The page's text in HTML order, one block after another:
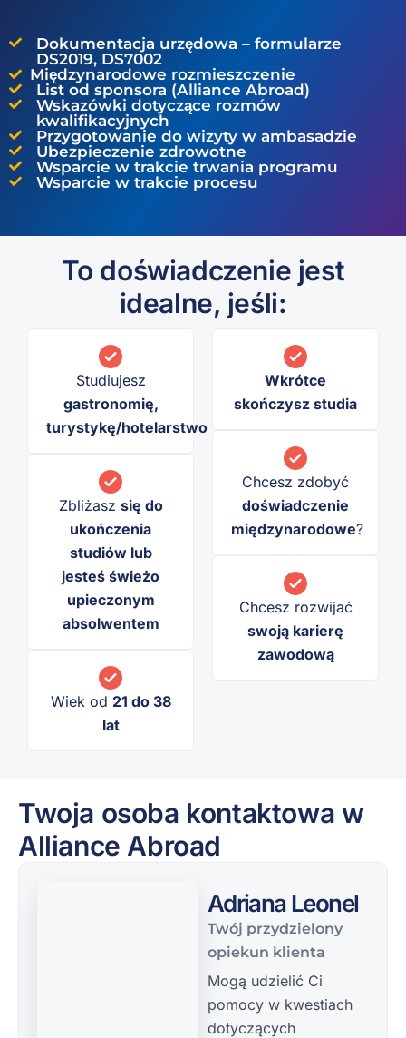
Dokumentacja urzędowa – formularze
DS2019, DS7002
Międzynarodowe rozmieszczenie
List od sponsora (Alliance Abroad)
Wskazówki dotyczące rozmów
kwalifikacyjnych
Przygotowanie do wizyty w ambasadzie
Ubezpieczenie zdrowotne
Wsparcie w trakcie trwania programu
Wsparcie w trakcie procesu
To doświadczenie jest
idealne, jeśli:
Studiujesz
gastronomię,
turystykę/hotelarstwo
Zbliżasz się do
ukończenia
studiów lub
jesteś świeżo
upieczonym
absolwentem
Wiek od 21 do 38
lat
Wkrótce
skończysz studia
Chcesz zdobyć
doświadczenie
międzynarodowe?
Chcesz rozwijać
swoją karierę
zawodową
Twoja osoba kontaktowa w
Alliance Abroad
Adriana Leonel
Twój przydzielony
opiekun klienta
Mogą udzielić Ci
pomocy w kwestiach
dotyczących